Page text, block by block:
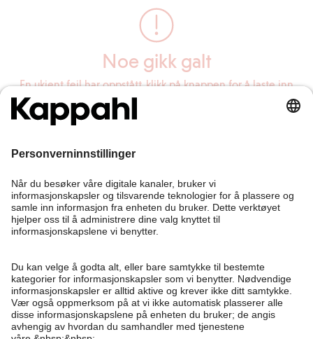
Noe gikk galt
En ukjent feil har oppstått, klikk på knappen for å laste inn
siden på nytt.